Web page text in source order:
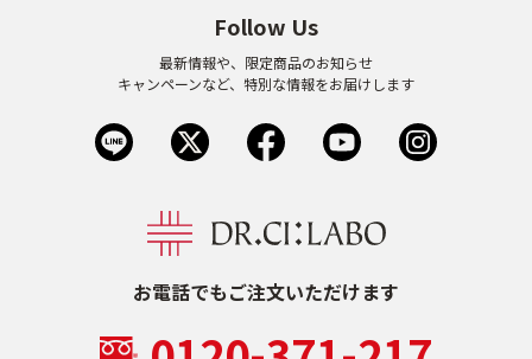
お電話でもご注文いただけます
Follow Us
最新情報や、限定商品のお知らせ
キャンペーンなど、特別な情報をお届けします